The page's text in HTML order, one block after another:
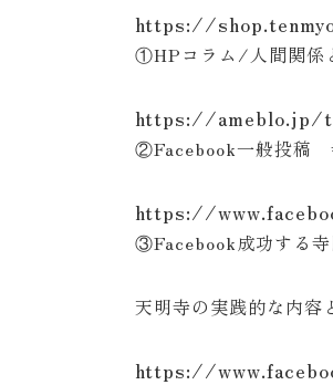
https://
①HPコラム/人間関係
https://ameblo.jp/
②Facebook一般投稿
https://
③Facebook成功する
天明寺の実践的な内容
https://